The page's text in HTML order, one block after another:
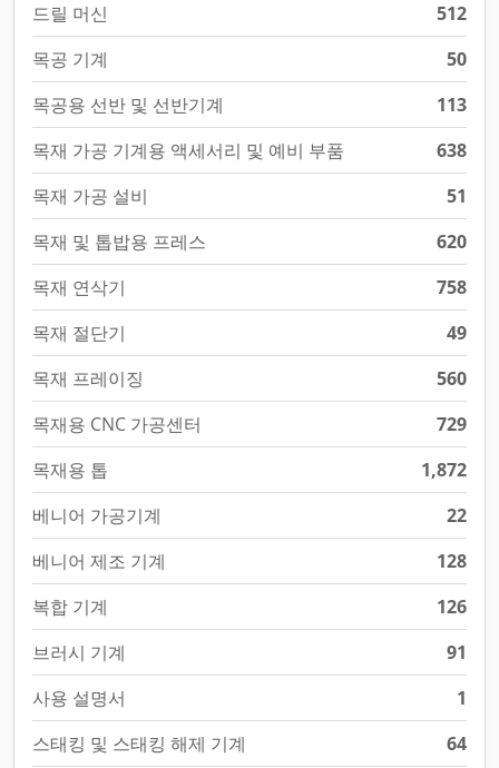
드릴 머신
512
목공 기계
50
목공용 선반 및 선반기계
113
목재 가공 기계용 액세서리 및 예비 부품
638
목재 가공 설비
51
목재 및 톱밥용 프레스
620
목재 연삭기
758
목재 절단기
49
목재 프레이징
560
목재용 CNC 가공센터
729
목재용 톱
1,872
베니어 가공기계
22
베니어 제조 기계
128
복합 기계
126
브러시 기계
91
사용 설명서
1
스태킹 및 스태킹 해제 기계
64